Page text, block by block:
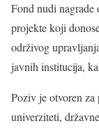
Fond nudi nagrade
projekte koji
održivog
javnih institucija,
Poziv je otvoren za
univerziteti,